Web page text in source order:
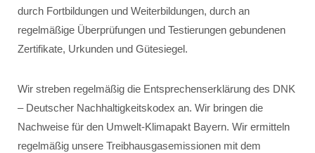
durch Fortbildungen und Weiterbildungen, durch an
regelmäßige Überprüfungen und Testierungen gebundenen
Zertifikate, Urkunden und Gütesiegel.
Wir streben regelmäßig die Entsprechenserklärung des DNK
– Deutscher Nachhaltigkeitskodex an. Wir bringen die
Nachweise für den Umwelt-Klimapakt Bayern. Wir ermitteln
regelmäßig unsere Treibhausgasemissionen mit dem